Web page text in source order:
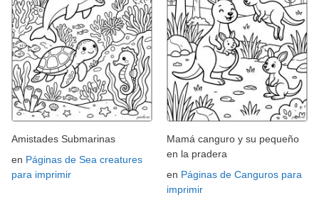
Amistades Submarinas
en Páginas de Sea creatures
para imprimir
Mamá canguro y su pequeño
en la pradera
en Páginas de Canguros para
imprimir